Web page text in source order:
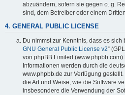
abzuändern, sofern sie gegen o. g.
sind, dem Betreiber oder einem
4. GENERAL PUBLIC LICENSE
Du nimmst zur Kenntnis, dass es sich
GNU General Public License v2“
von phpBB Limited
Informationen werden durch die
www.phpbb.de zur Verfügung
die Art und Weise, wie die Software
insbesondere die Verwendung der